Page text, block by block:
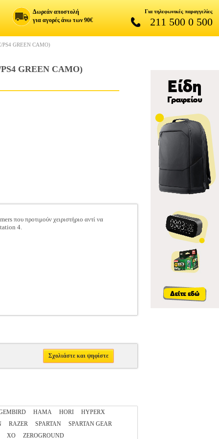
Δωρεάν αποστολή
για αγορές άνω των 90€
Για τηλεφωνικές παραγγελίες
211 500 0 500
PS4 GREEN CAMO)
GREEN CAMO)
που προτιμούν χειριστήριο αντί να
4.
Σχολιάστε και ψηφίστε
HAMA HORI
HYPERX
RAZER SPARTAN
SPARTAN GEAR
XO ZEROGROUND